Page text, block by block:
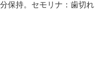
保持。セモリナ：歯切れ